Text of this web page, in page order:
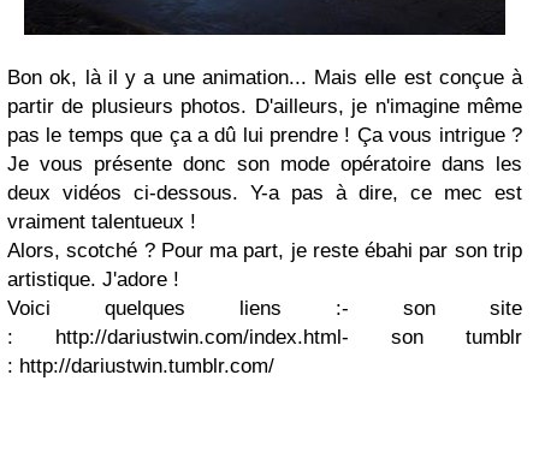
Bon ok, là il y a une animation... Mais elle est conçue à
partir de plusieurs photos. D'ailleurs, je n'imagine même
pas le temps que ça a dû lui prendre ! Ça vous intrigue ?
Je vous présente donc son mode opératoire dans les
deux vidéos ci-dessous. Y-a pas à dire, ce mec est
vraiment talentueux !
Alors, scotché ? Pour ma part, je reste ébahi par son trip
artistique. J'adore !
Voici quelques liens :- son site
: http://dariustwin.com/index.html- son tumblr
: http://dariustwin.tumblr.com/